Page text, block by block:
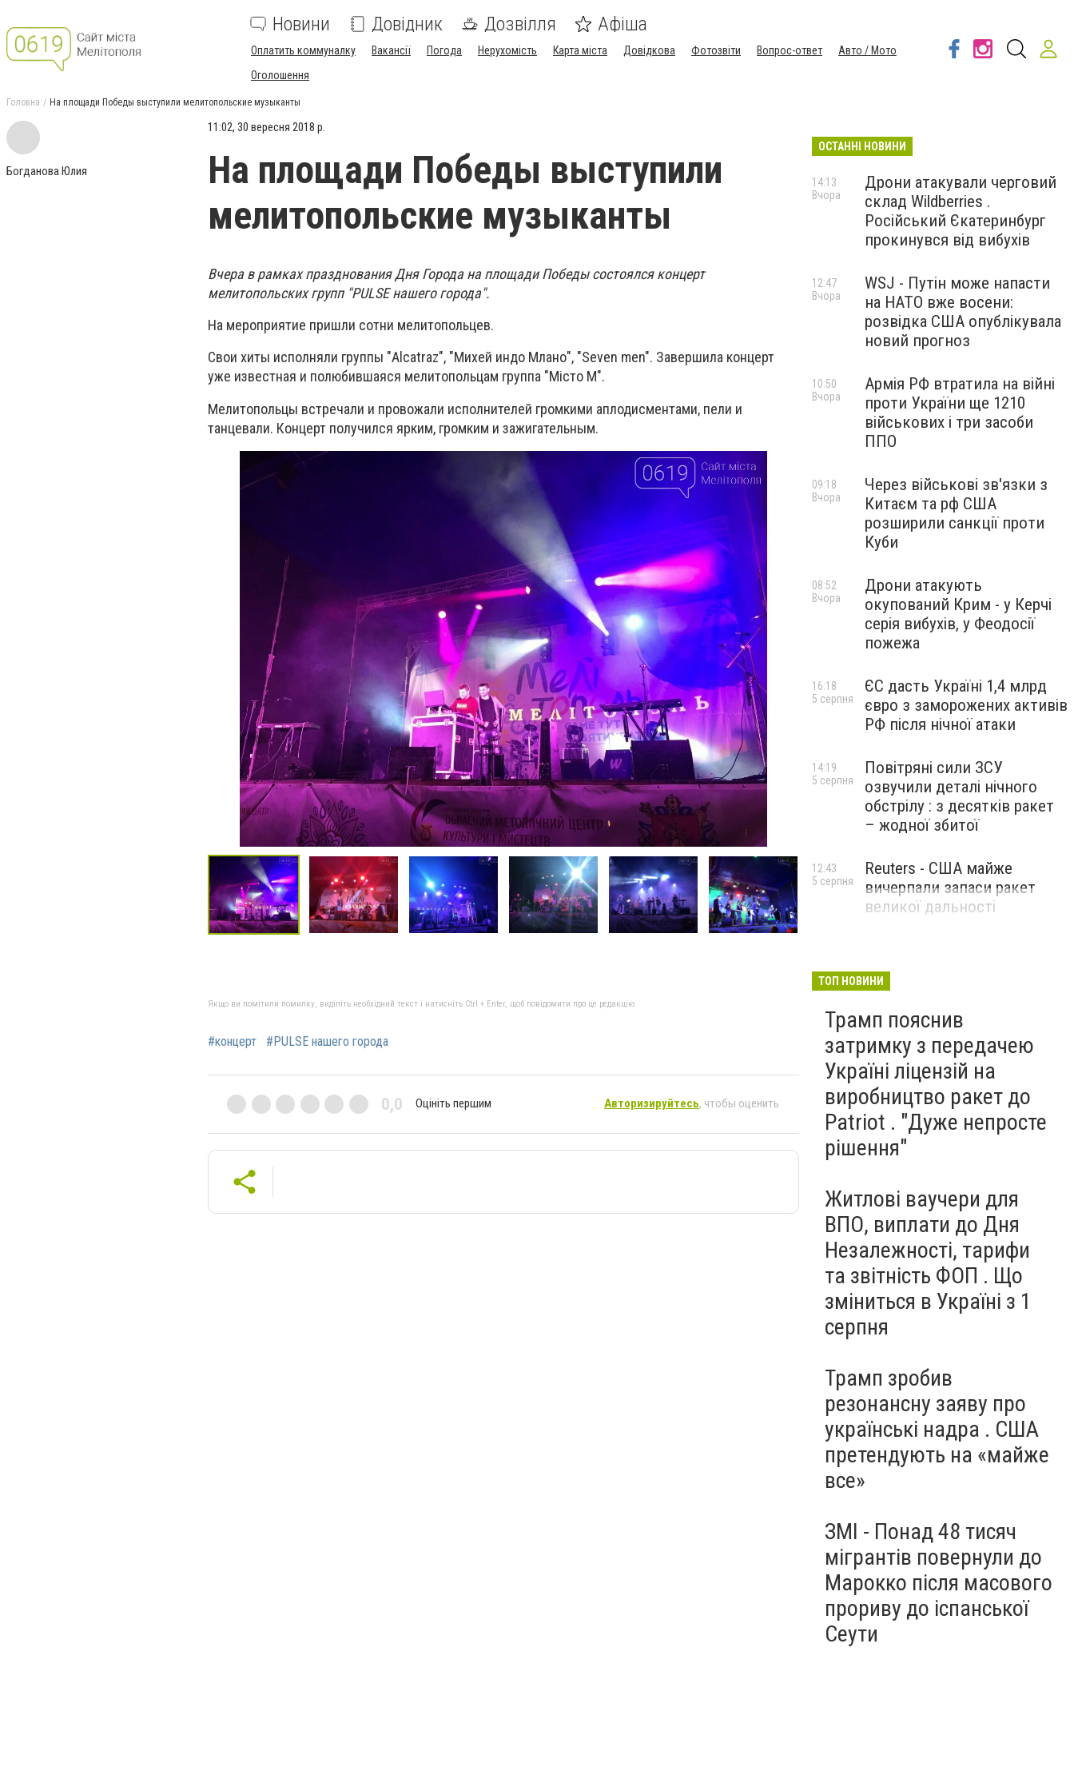
Новини Довідник Дозвілля Афіша
Оплатить коммуналку Вакансії Погода Нерухомість Карта міста Довідкова Фотозвіти Вопрос-ответ
Авто / Мото
Оголошення
Головна На площади Победы выступили мелитопольские музыканты
Богданова Юлия
11:02, 30 вересня 2018 р.
На площади Победы выступили
мелитопольские музыканты
Вчера в рамках празднования Дня Города на площади Победы состоялся концерт
мелитопольских групп "PULSE нашего города".
На мероприятие пришли сотни мелитопольцев.
Свои хиты исполняли группы "Alcatraz", "Михей индо Млано", "Seven men". Завершила концерт
уже известная и полюбившаяся мелитопольцам группа "Мiсто М".
Мелитопольцы встречали и провожали исполнителей громкими аплодисментами, пели и
танцевали. Концерт получился ярким, громким и зажигательным.
Якщо ви помітили помилку, виділіть необхідний текст і натисніть Ctrl + Enter, щоб повідомити про це редакцію
#концерт #PULSE нашего города
0,0 Оцініть першим Авторизируйтесь, чтобы оценить
ОСТАННІ НОВИНИ
Дрони атакували черговий
склад Wildberries .
Російський Єкатеринбург
прокинувся від вибухів
14:13
Вчора
WSJ - Путін може напасти
на НАТО вже восени:
розвідка США опублікувала
новий прогноз
12:47
Вчора
Армія РФ втратила на війні
проти України ще 1210
військових і три засоби
ППО
10:50
Вчора
Через військові зв'язки з
Китаєм та рф США
розширили санкції проти
Куби
09:18
Вчора
Дрони атакують
окупований Крим - у Керчі
серія вибухів, у Феодосії
пожежа
08:52
Вчора
ЄС дасть Україні 1,4 млрд
євро з заморожених активів
РФ після нічної атаки
16:18
5 серпня
Повітряні сили ЗСУ
озвучили деталі нічного
обстрілу : з десятків ракет
– жодної збитої
14:19
5 серпня
Reuters - США майже
вичерпали запаси ракет
великої дальності
12:43
5 серпня
ТОП НОВИНИ
Трамп пояснив
затримку з передачею
Україні ліцензій на
виробництво ракет до
Patriot . "Дуже непросте
рішення"
Житлові ваучери для
ВПО, виплати до Дня
Незалежності, тарифи
та звітність ФОП . Що
зміниться в Україні з 1
серпня
Трамп зробив
резонансну заяву про
українські надра . США
претендують на «майже
все»
ЗМІ - Понад 48 тисяч
мігрантів повернули до
Марокко після масового
прориву до іспанської
Сеути